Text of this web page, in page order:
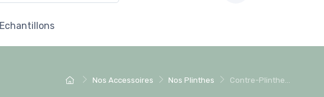
Echantillons
Nos Accessoires Nos Plinthes Contre-Plinthe...